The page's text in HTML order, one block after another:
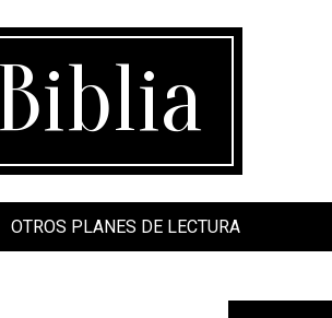
OTROS PLANES DE LECTURA